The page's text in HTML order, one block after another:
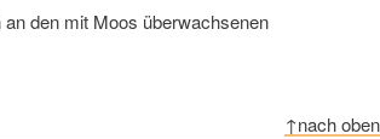
den mit Moos überwachsenen
↑nach oben